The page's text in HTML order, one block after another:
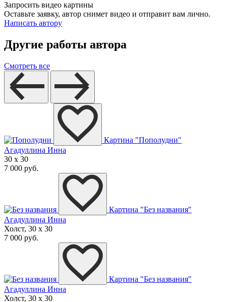
Запросить видео картины
Оставьте заявку, автор снимет видео и отправит вам лично.
Написать автору
Другие работы автора
Смотреть все
Картина "Пополудни"
Агадуллина Инна
30 x 30
7 000 руб.
Картина "Без названия"
Агадуллина Инна
Холст, 30 x 30
7 000 руб.
Картина "Без названия"
Агадуллина Инна
Холст, 30 x 30